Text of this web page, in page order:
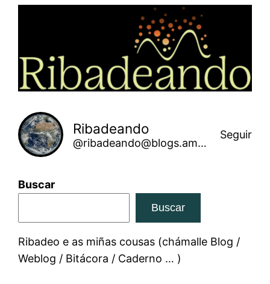
Ribadeando
@ribadeando@blogs.amarinha.gal
Seguir
Buscar
Buscar
Ribadeo e as miñas cousas (chámalle Blog /
Weblog / Bitácora / Caderno … )